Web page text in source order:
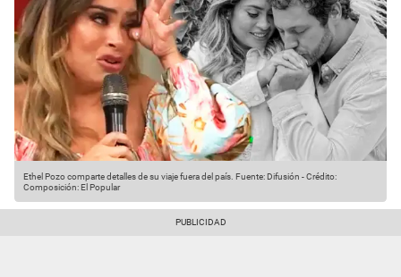
Ethel Pozo comparte detalles de su viaje fuera del país. Fuente: Difusión -Crédito:
Composición: El Popular